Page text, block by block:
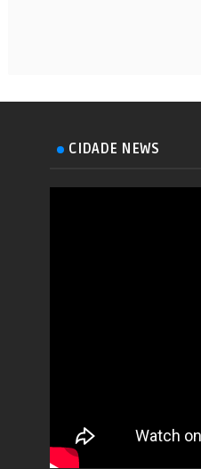
CIDADE NEWS